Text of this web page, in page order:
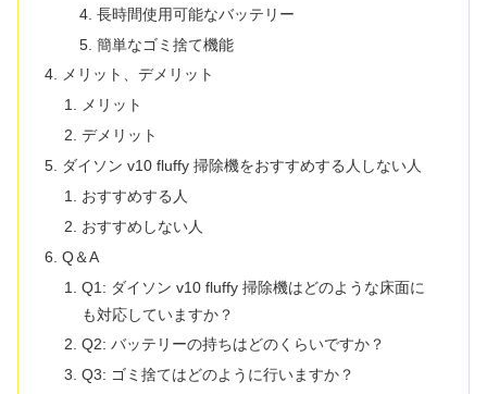
長時間使用可能なバッテリー
簡単なゴミ捨て機能
メリット、デメリット
メリット
デメリット
ダイソン v10 fluffy 掃除機をおすすめする人しない人
おすすめする人
おすすめしない人
Q＆A
Q1: ダイソン v10 fluffy 掃除機はどのような床面に
も対応していますか？
Q2: バッテリーの持ちはどのくらいですか？
Q3: ゴミ捨てはどのように行いますか？